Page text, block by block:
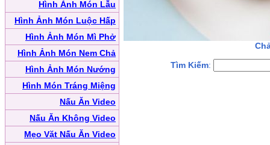
Hình Ảnh Món Lẫu
Hình Ảnh Món Luộc Hấp
Hình Ảnh Món Mì Phở
Hình Ảnh Món Nem Chả
Hình Ảnh Món Nướng
Hình Món Tráng Miệng
Nấu Ăn Video
Nấu Ăn Không Video
Mẹo Vặt Nấu Ăn Video
Tìm Kiếm: